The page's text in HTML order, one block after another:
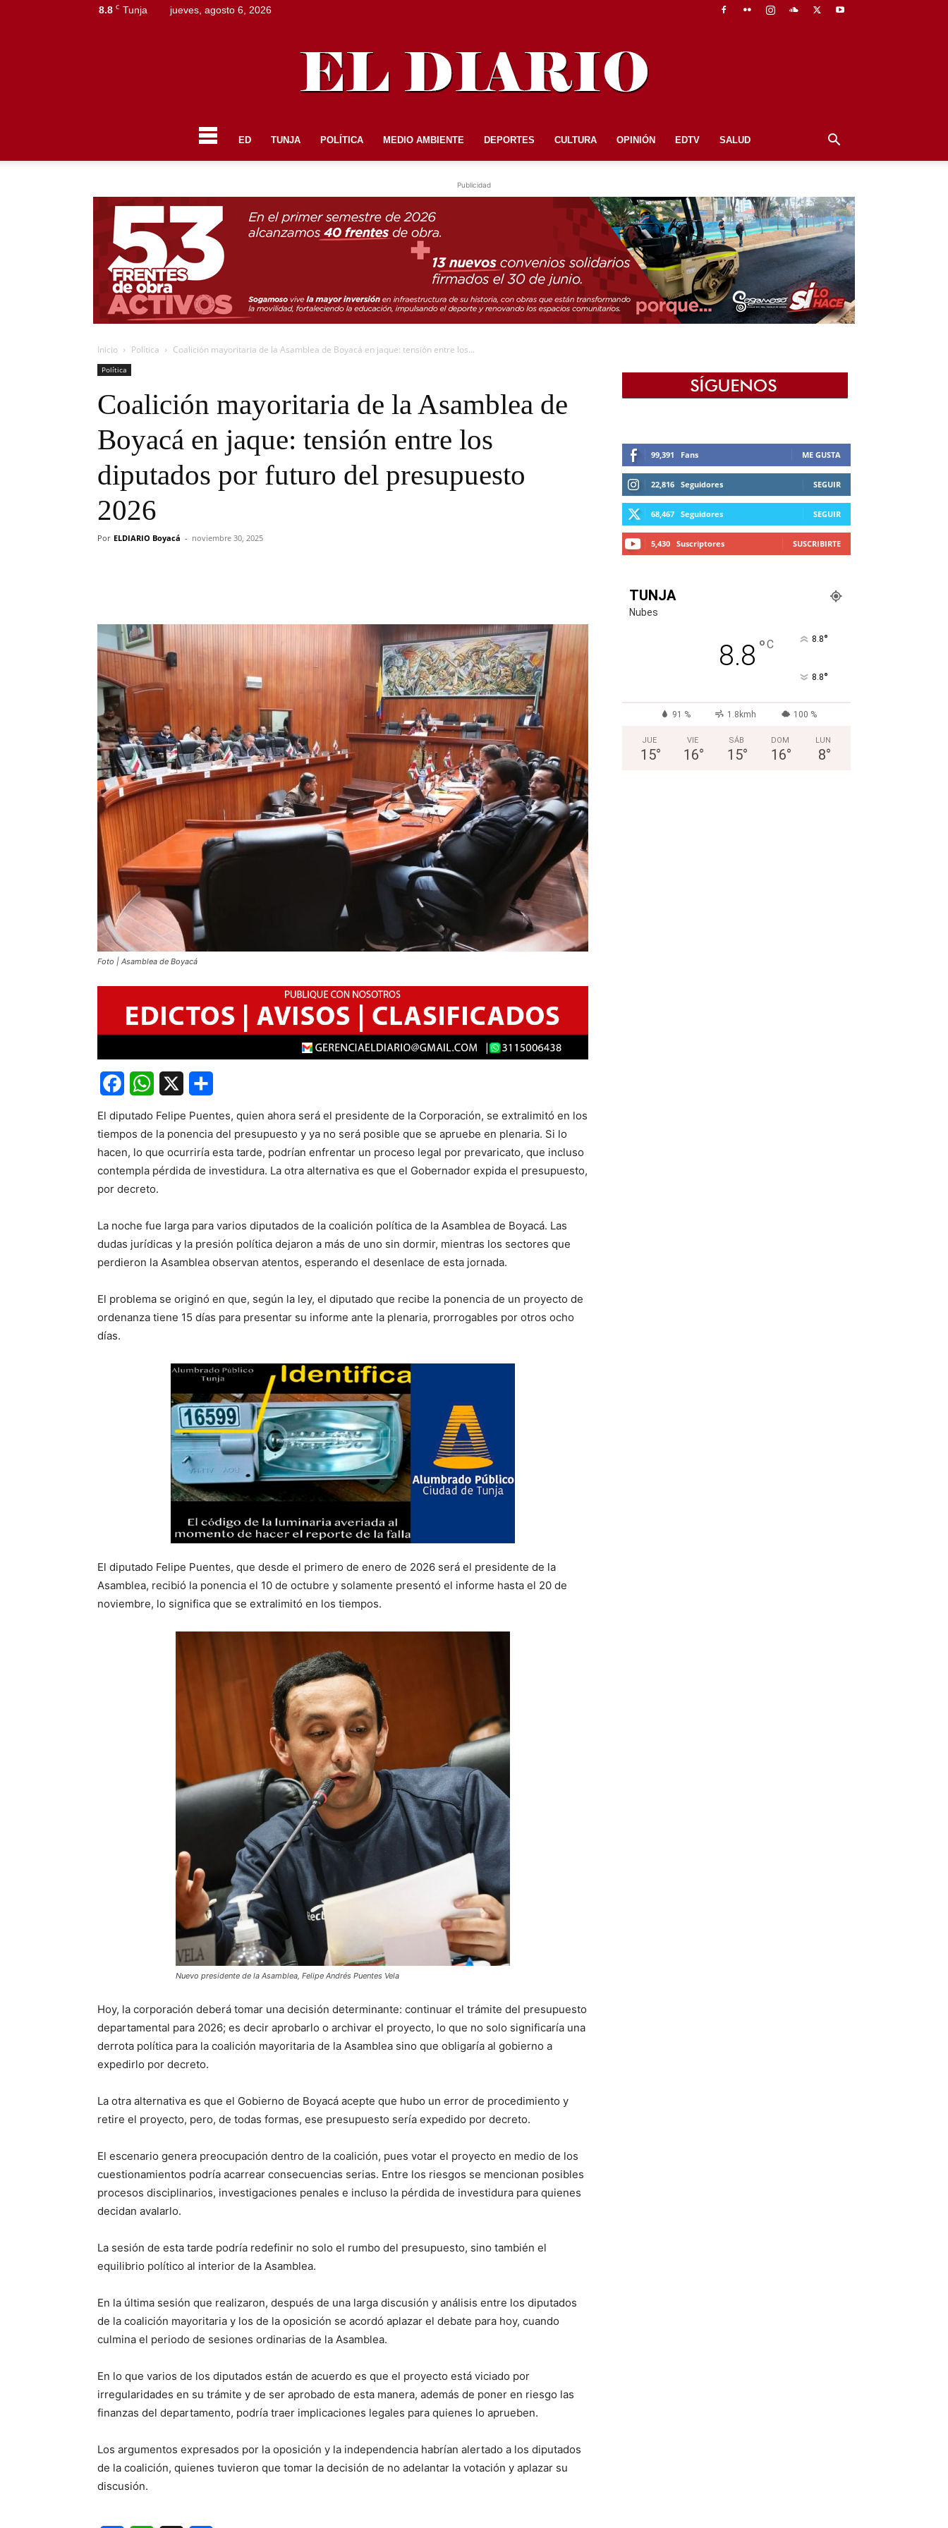
8.8 C Tunja jueves, agosto 6, 2026
DIARIO
ED TUNJA POLÍTICA MEDIO AMBIENTE DEPORTES CULTURA OPINIÓN EDTV SALUD
Publicidad
Inicio Política Coalición mayoritaria de la Asamblea de Boyacá en jaque: tensión entre los...
Política
Coalición mayoritaria de la Asamblea de
Boyacá en jaque: tensión entre los
diputados por futuro del presupuesto
2026
Por ELDIARIO Boyacá - noviembre 30, 2025
Foto | Asamblea de Boyacá
FacebookWhatsApp
El diputado Felipe Puentes, quien ahora será el presidente de la Corporación, se extralimitó en los
tiempos de la ponencia del presupuesto y ya no será posible que se apruebe en plenaria. Si lo
hacen, lo que ocurriría esta tarde, podrían enfrentar un proceso legal por prevaricato, que incluso
contempla pérdida de investidura. La otra alternativa es que el Gobernador expida el presupuesto,
por decreto.
La noche fue larga para varios diputados de la coalición política de la Asamblea de Boyacá. Las
dudas jurídicas y la presión política dejaron a más de uno sin dormir, mientras los sectores que
perdieron la Asamblea observan atentos, esperando el desenlace de esta jornada.
El problema se originó en que, según la ley, el diputado que recibe la ponencia de un proyecto de
ordenanza tiene 15 días para presentar su informe ante la plenaria, prorrogables por otros ocho
días.
El diputado Felipe Puentes, que desde el primero de enero de 2026 será el presidente de la
Asamblea, recibió la ponencia el 10 de octubre y solamente presentó el informe hasta el 20 de
noviembre, lo significa que se extralimitó en los tiempos.
Nuevo presidente de la Asamblea, Felipe Andrés Puentes Vela
Hoy, la corporación deberá tomar una decisión determinante: continuar el trámite del presupuesto
departamental para 2026; es decir aprobarlo o archivar el proyecto, lo que no solo significaría una
derrota política para la coalición mayoritaria de la Asamblea sino que obligaría al gobierno a
expedirlo por decreto.
La otra alternativa es que el Gobierno de Boyacá acepte que hubo un error de procedimiento y
retire el proyecto, pero, de todas formas, ese presupuesto sería expedido por decreto.
El escenario genera preocupación dentro de la coalición, pues votar el proyecto en medio de los
cuestionamientos podría acarrear consecuencias serias. Entre los riesgos se mencionan posibles
procesos disciplinarios, investigaciones penales e incluso la pérdida de investidura para quienes
decidan avalarlo.
La sesión de esta tarde podría redefinir no solo el rumbo del presupuesto, sino también el
equilibrio político al interior de la Asamblea.
En la última sesión que realizaron, después de una larga discusión y análisis entre los diputados
de la coalición mayoritaria y los de la oposición se acordó aplazar el debate para hoy, cuando
culmina el periodo de sesiones ordinarias de la Asamblea.
En lo que varios de los diputados están de acuerdo es que el proyecto está viciado por
irregularidades en su trámite y de ser aprobado de esta manera, además de poner en riesgo las
finanzas del departamento, podría traer implicaciones legales para quienes lo aprueben.
Los argumentos expresados por la oposición y la independencia habrían alertado a los diputados
de la coalición, quienes tuvieron que tomar la decisión de no adelantar la votación y aplazar su
discusión.
99,391 Fans ME GUSTA
22,816 Seguidores SEGUIR
68,467 Seguidores SEGUIR
5,430 Suscriptores SUSCRIBIRTE
TUNJA
Nubes
8.8 °C 8.8°
8.8°
91 % 1.8kmh 100 %
JUE
15°
VIE
16°
SÁB
15°
DOM
16°
LUN
8°